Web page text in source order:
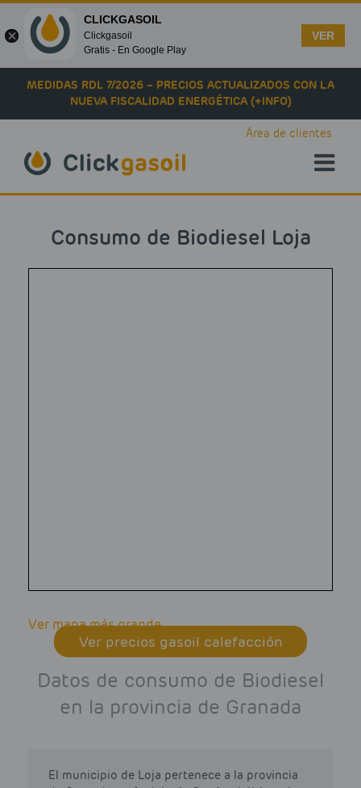
Skip to main content
MEDIDAS RDL 7/2026 – PRECIOS ACTUALIZADOS CON LA
NUEVA FISCALIDAD ENERGÉTICA (+INFO)
Área de clientes
Consumo de Biodiesel Loja
Ver mapa más grande
Ver precios gasoil calefacción
Datos de consumo de Biodiesel
en la provincia de Granada
El municipio de Loja pertenece a la provincia
CLICKGASOIL
Clickgasoil
Gratis - En Google Play
VER